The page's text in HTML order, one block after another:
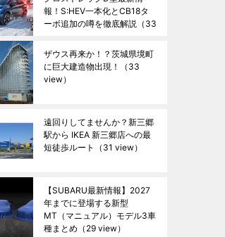
報！S:HEV一本化とCB18タ
ーボ追加の噂を徹底解説 （33
ザウス再来か！？茨城県境町
に巨大建造物出現！
（33
view）
遠回りしてませんか？新三郷
駅から IKEA 新三郷店への最
短徒歩ルート
（31 view）
【SUBARU最新情報】2027
年までに登場する新型
MT（マニュアル）モデル3車
種まとめ （29 view）